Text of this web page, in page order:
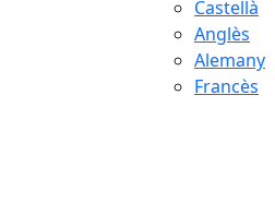
Castellà
Anglès
Alemany
Francès